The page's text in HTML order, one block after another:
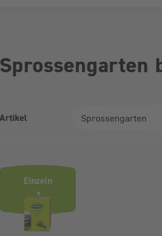
Sprossengarten
Artikel
Einzeln